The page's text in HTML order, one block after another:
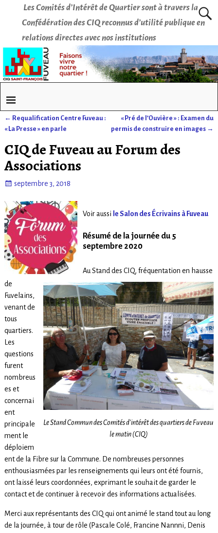
Les Comités d’Intérêt de Quartier sont à travers la
Confédération des CIQ reconnus d’utilité publique en
relations directes avec nos institutions
Navigation des articles
← Requalification Centre Fuveau :
« La Presse » en parle
« Pré de l’Ouvière » : Examen du
permis de construire en images →
CIQ de Fuveau au Forum des
Associations
septembre 3, 2018
Voir aussi le Salon des Écrivains à Fuveau
Résumé de la journée du 5
septembre 2020
Le Stand Commun des Comités d’intérêt des quartiers de Fuveau
le matin (CIQ)
Au Stand des CIQ, fréquentation en hausse
de
Fuvelains,
venant de
tous
quartiers.
Les
questions
furent
nombreus
es et
concernai
ent
principale
ment le
déploiem
ent de la Fibre sur la Commune. De nombreuses personnes
enthousiasmées par les renseignements qui leurs ont été fournis,
ont laissé leurs coordonnées, exprimant le souhait de garder le
contact et de continuer à recevoir des informations actualisées.
Merci aux représentants des CIQ qui ont animé le stand tout au long
de la journée, à tour de rôle (Pascale Colé, Francine Nannni, Denis